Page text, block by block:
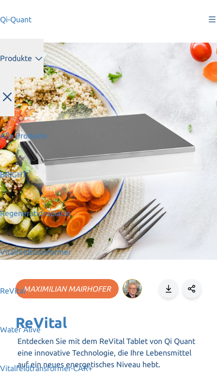
Qi-Quant
Produkte
Alle Produkte
BRIGHT
Regenerationsplatte
Vitalfeldtransformer
ReVital
Water Alive
Vitalfeldtransformer-CAR+
MAXIMILIAN MAIRHOFER
ReVital
Entdecken Sie mit dem ReVital Tablet von Qi Quant
eine innovative Technologie, die Ihre Lebensmittel
auf ein neues energetisches Niveau hebt.